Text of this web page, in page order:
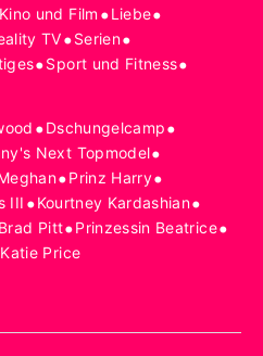
Kino und Film •Liebe•
TV•Serien•
•Sport und Fitness•
•Dschungelcamp•
Next Topmodel•
•Prinz Harry•
III •Kourtney Kardashian•
Brad Pitt•Prinzessin Beatrice•
Katie Price